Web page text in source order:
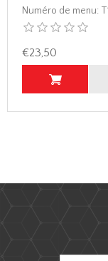
Numéro de menu:
€23,50